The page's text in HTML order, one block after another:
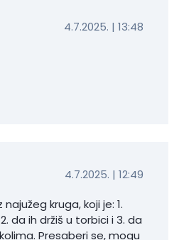
4.7.2025. | 13:48
4.7.2025. | 12:49
kruga, koji je: 1.
da ih držiš u torbici i 3. da
Presaberi se, mogu